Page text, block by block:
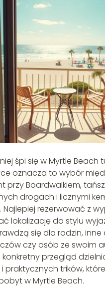
śpi się w Myrtle Beach
oznacza to wybór
przy Boardwalkiem,
drogach i licznymi
rezerwować z
lokalizację do stylu
się dla rodzin, inne
czy osób ze swoim
konkretny przegląd
praktycznych trików,
w Myrtle Beach.